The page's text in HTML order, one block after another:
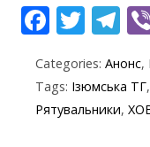
F
e
b
T
itt
er
T
e
gr
Categories: Анонс,
Tags: Ізюмська ТГ,
Рятувальники,